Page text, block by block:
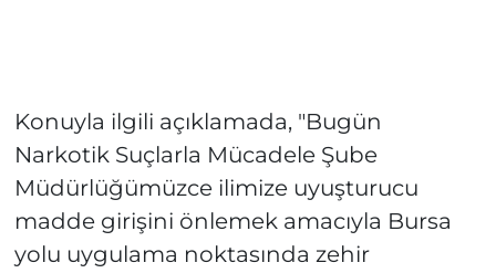
Konuyla ilgili açıklamada, "Bugün
Narkotik Suçlarla Mücadele Şube
Müdürlüğümüzce ilimize uyuşturucu
madde girişini önlemek amacıyla Bursa
yolu uygulama noktasında zehir